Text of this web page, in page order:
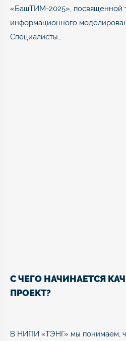
«БашТИМ-2025», посвященной
информационного
Специалисты…
С ЧЕГО НАЧИНАЕТСЯ
ПРОЕКТ?
В НИПИ «ТЭНГ» мы понимаем,